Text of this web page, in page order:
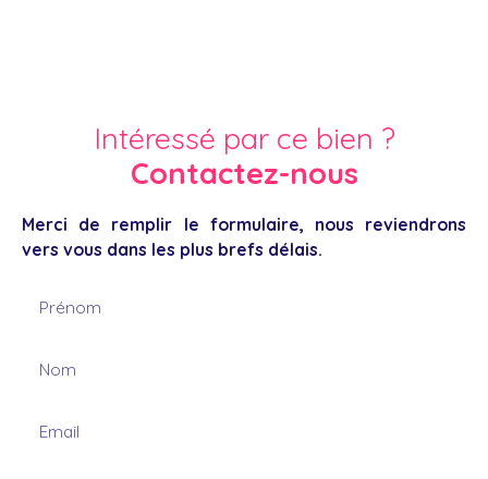
Intéressé par ce bien ?
Contactez-nous
Merci de remplir le formulaire, nous reviendrons
vers vous dans les plus brefs délais.
Prénom
Nom
Email